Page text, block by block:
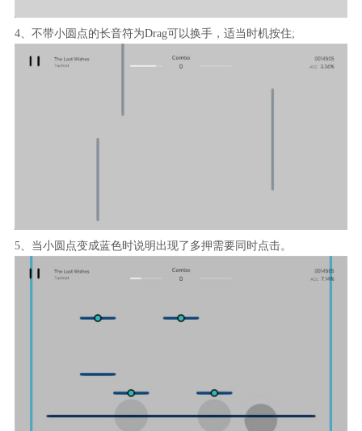
4、不带小圆点的长音符为Drag可以换手，适当时机按住;
5、当小圆点变成蓝色时说明出现了多押需要同时点击。